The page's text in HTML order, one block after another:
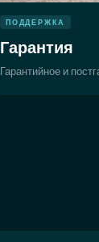
ПОДДЕРЖКА
Гарантия
Гарантийное и